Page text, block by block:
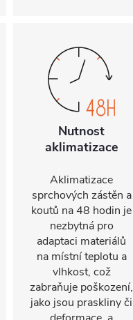
Nutnost
aklimatizace
Aklimatizace
sprchových zástěn a
koutů na 48 hodin je
nezbytná pro
adaptaci materiálů
na místní teplotu a
vlhkost, což
zabraňuje poškození,
jako jsou praskliny či